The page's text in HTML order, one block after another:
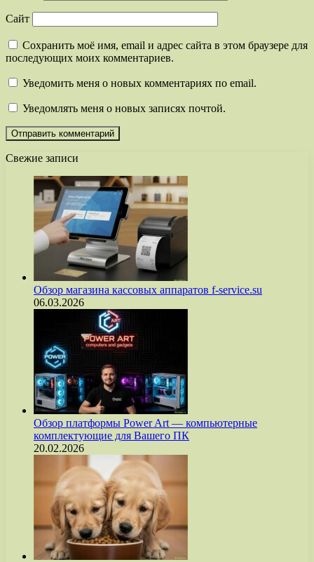
Сайт
Сохранить моё имя, email и адрес сайта в этом браузере для
последующих моих комментариев.
Уведомить меня о новых комментариях по email.
Уведомлять меня о новых записях почтой.
Свежие записи
Обзор магазина кассовых аппаратов f-service.su
06.03.2026
Обзор платформы Power Art — компьютерные
комплектующие для Вашего ПК
20.02.2026